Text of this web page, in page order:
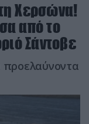
Χερσώνα!
από το
Σάντοβε
προελαύνοντα